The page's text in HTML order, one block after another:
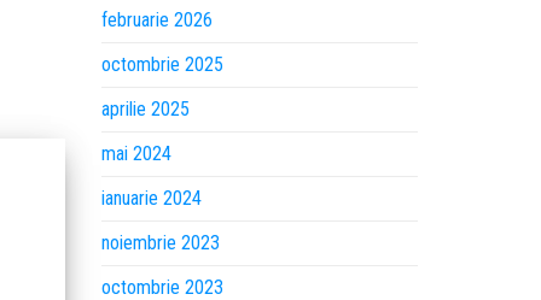
februarie 2026
octombrie 2025
aprilie 2025
mai 2024
ianuarie 2024
noiembrie 2023
octombrie 2023